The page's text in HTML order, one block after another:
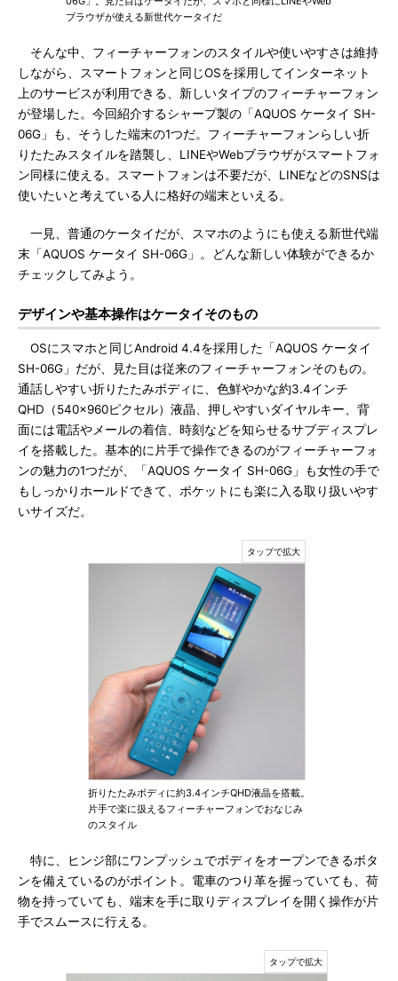
ブラウザが使える新世代ケータイだ
そんな中、フィーチャーフォンのスタイルや使いやすさは維持
しながら、スマートフォンと同じOSを採用してインターネット
上のサービスが利用できる、新しいタイプのフィーチャーフォン
が登場した。今回紹介するシャープ製の「AQUOS ケータイ SH-
06G」も、そうした端末の1つだ。フィーチャーフォンらしい折
りたたみスタイルを踏襲し、LINEやWebブラウザがスマートフォ
ン同様に使える。スマートフォンは不要だが、LINEなどのSNSは
使いたいと考えている人に格好の端末といえる。
一見、普通のケータイだが、スマホのようにも使える新世代端
末「AQUOS ケータイ SH-06G」。どんな新しい体験ができるか
チェックしてみよう。
デザインや基本操作はケータイそのもの
OSにスマホと同じAndroid 4.4を採用した「AQUOS ケータイ
SH-06G」だが、見た目は従来のフィーチャーフォンそのもの。
通話しやすい折りたたみボディに、色鮮やかな約3.4インチ
QHD（540×960ピクセル）液晶、押しやすいダイヤルキー、背
面には電話やメールの着信、時刻などを知らせるサブディスプレ
イを搭載した。基本的に片手で操作できるのがフィーチャーフォ
ンの魅力の1つだが、「AQUOS ケータイ SH-06G」も女性の手で
もしっかりホールドできて、ポケットにも楽に入る取り扱いやす
いサイズだ。
折りたたみボディに約3.4インチQHD液晶を搭載。
片手で楽に扱えるフィーチャーフォンでおなじみ
のスタイル
特に、ヒンジ部にワンプッシュでボディをオープンできるボタ
ンを備えているのがポイント。電車のつり革を握っていても、荷
物を持っていても、端末を手に取りディスプレイを開く操作が片
手でスムースに行える。